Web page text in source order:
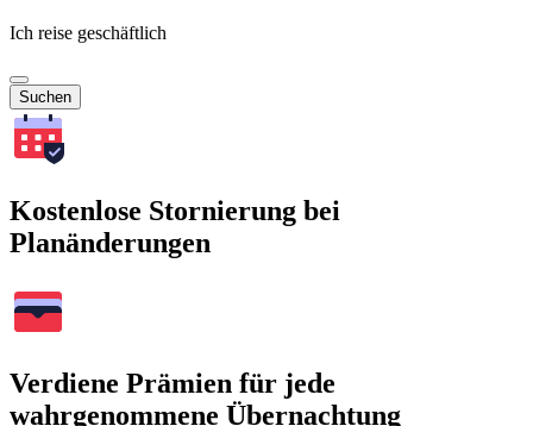
Ich reise geschäftlich
Suchen
Kostenlose Stornierung bei
Planänderungen
Verdiene Prämien für jede
wahrgenommene Übernachtung